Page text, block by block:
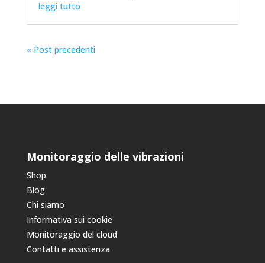
leggi tutto
« Post precedenti
Monitoraggio delle vibrazioni
Shop
Blog
Chi siamo
Informativa sui cookie
Monitoraggio del cloud
Contatti e assistenza